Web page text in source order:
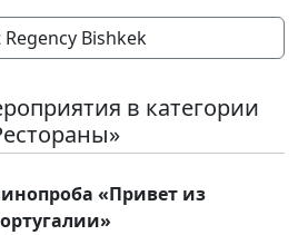
Bishkek
в категории
«Привет из